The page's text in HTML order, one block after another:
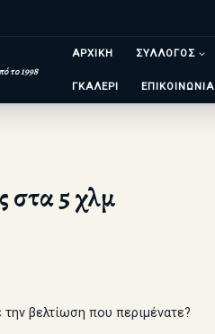
το 1998
ΑΡΧΙΚΗ ΣΥΛΛΟΓΟΣ
ΓΚΑΛΕΡΙ ΕΠΙΚΟΙΝΩΝΙΑ
στα 5 χλμ
βελτίωση που περιμένατε?